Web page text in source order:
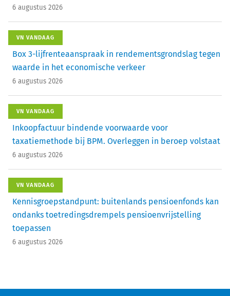
6 augustus 2026
VN VANDAAG
Box 3-lijfrenteaanspraak in rendementsgrondslag tegen
waarde in het economische verkeer
6 augustus 2026
VN VANDAAG
Inkoopfactuur bindende voorwaarde voor
taxatiemethode bij BPM. Overleggen in beroep volstaat
6 augustus 2026
VN VANDAAG
Kennisgroepstandpunt: buitenlands pensioenfonds kan
ondanks toetredingsdrempels pensioenvrijstelling
toepassen
6 augustus 2026